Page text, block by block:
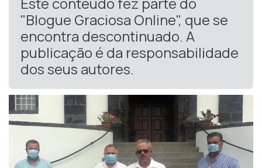
"Blogue Graciosa Online", que se
encontra descontinuado. A
publicação é da responsabilidade
dos seus autores.